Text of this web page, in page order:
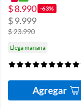
$ 8.990 -63%
$ 9.999
$ 23.990
Llega mañana
Agregar